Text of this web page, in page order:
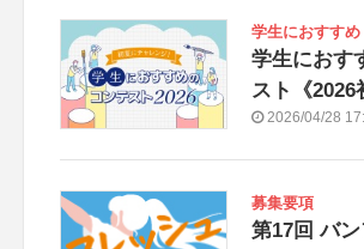
学生におすすめ
学生におす
スト《2026
2026/04/28
募集要項
第17回 バ